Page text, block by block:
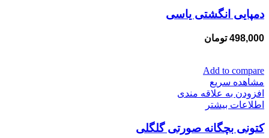
دمپایی انگشتی یاسی
498,000 تومان
Add to compare
مشاهده سریع
افزودن به علاقه مندی
اطلاعات بیشتر
کتونی بچگانه صورتی گلگلی